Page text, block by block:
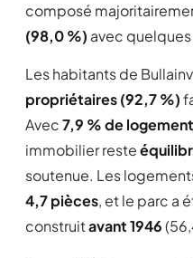
composé
(98,0 %) avec
Les habitants de
propriétaires (92,7 %)
Avec7,9 % de
immobilier reste
soutenue. Les
4,7 pièces, et le parc a
construitavant 1946